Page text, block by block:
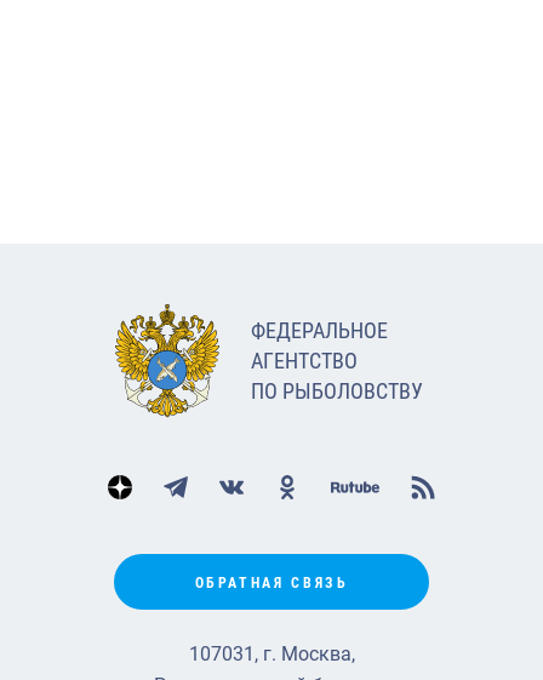
ФЕДЕРАЛЬНОЕ
АГЕНТСТВО
ПО РЫБОЛОВСТВУ
ОБРАТНАЯ СВЯЗЬ
107031, г. Москва,